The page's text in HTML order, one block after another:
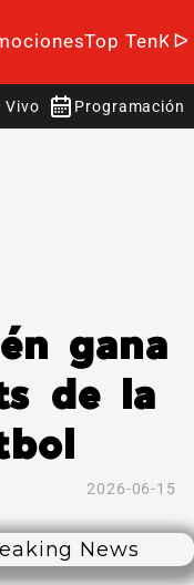
Top TenK-
Vivo Programación
gana
de la
2026-06-15